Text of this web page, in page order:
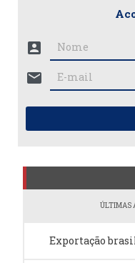
account_box
mail
ÚLTIMAS
Exportação